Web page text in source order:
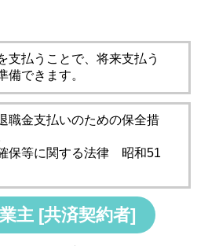
支払うことで、将来支払う
備できます。
職金支払いのための保全措
保等に関する法律 昭和51
主 [共済契約者]